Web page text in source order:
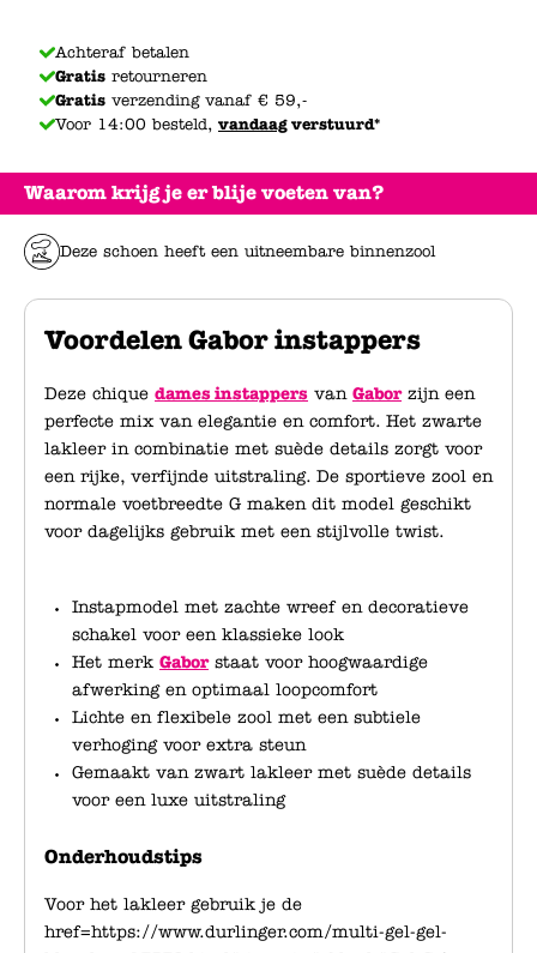
Waarom krijg je er blije voeten van?
Deze schoen heeft een uitneembare binnenzool
Voordelen Gabor instappers
Deze chique dames instappers van Gaborzijn een
perfecte mix van elegantie en comfort. Het zwarte
lakleer in combinatie met suède details zorgt voor
een rijke, verfijnde uitstraling. De sportieve zool en
normale voetbreedte G maken dit model geschikt
voor dagelijks gebruik met een stijlvolle twist.
Instapmodel met zachte wreef en decoratieve
schakel voor een klassieke look
Het merk Gaborstaat voor hoogwaardige
afwerking en optimaal loopcomfort
Lichte en flexibele zool met een subtiele
verhoging voor extra steun
Gemaakt van zwart lakleer met suède details
voor een luxe uitstraling
Onderhoudstips
Voor het lakleer gebruik je de
href=https://www.durlinger.com/multi-gel-gel-
Achteraf betalen
Gratis retourneren
Gratis verzending vanaf € 59,-
Voor 14:00 besteld, vandaagverstuurd*